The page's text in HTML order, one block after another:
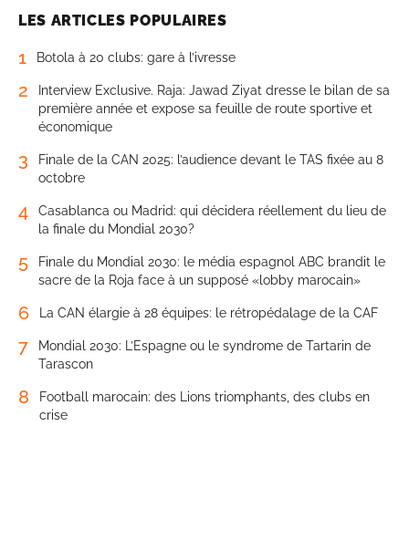
LES ARTICLES POPULAIRES
1 Botola à 20 clubs: gare à l’ivresse
2
Interview Exclusive. Raja: Jawad Ziyat dresse le bilan de sa
première année et expose sa feuille de route sportive et
économique
3
Finale de la CAN 2025: l’audience devant le TAS fixée au 8
octobre
4
Casablanca ou Madrid: qui décidera réellement du lieu de
la finale du Mondial 2030?
5
Finale du Mondial 2030: le média espagnol ABC brandit le
sacre de la Roja face à un supposé «lobby marocain»
6 La CAN élargie à 28 équipes: le rétropédalage de la CAF
7
Mondial 2030: L’Espagne ou le syndrome de Tartarin de
Tarascon
8
Football marocain: des Lions triomphants, des clubs en
crise